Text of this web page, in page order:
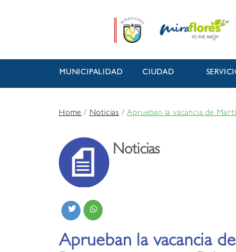
MUNICIPALIDAD CIUDAD
Home/Noticias /Aprueban la vacancia de
Noticias
Aprueban la vacancia